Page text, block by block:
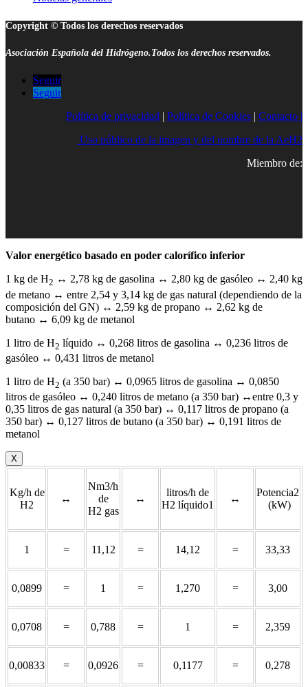
Copyright © Todos los derechos reservados
Asociación Española del Hidrógeno.Todos los derechos reservados.
Seguir
Seguir
Política de privacidad | Política de Cookies | Contacto |
Uso público de la imagen y del nombre de la AeH2
Miembro de:
Valor energético basado en poder calorífico inferior
1 kg de H2 ↔ 2,78 kg de gasolina ↔ 2,80 kg de gasóleo ↔ 2,40 kg
de metano ↔ entre 2,54 y 3,14 kg de gas natural (dependiendo de la
composición del GN) ↔ 2,59 kg de propano ↔ 2,62 kg de
butano ↔ 6,09 kg de metanol
1 litro de H2 líquido ↔ 0,268 litros de gasolina ↔ 0,236 litros de
gasóleo ↔ 0,431 litros de metanol
1 litro de H2 (a 350 bar) ↔ 0,0965 litros de gasolina ↔ 0,0850
litros de gasóleo ↔ 0,240 litros de metano (a 350 bar) ↔entre 0,3 y
0,35 litros de gas natural (a 350 bar) ↔ 0,117 litros de propano (a
350 bar) ↔ 0,127 litros de butano (a 350 bar) ↔ 0,191 litros de
metanol
X
Kg/h de
H2
↔
Nm3/h
de
H2 gas
↔
litros/h de
H2 líquido1
↔
Potencia2
(kW)
1 = 11,12 = 14,12 = 33,33
0,0899 = 1 = 1,270 = 3,00
0,0708 = 0,788 = 1 = 2,359
0,00833 = 0,0926 = 0,1177 = 0,278